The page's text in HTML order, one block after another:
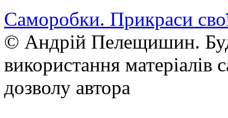
Саморобки. Прикраси
© Андрій Пелещишин.
використання матеріалів
дозволу автора